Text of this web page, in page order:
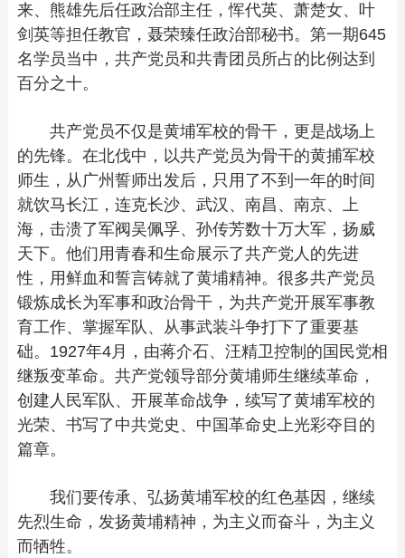
来、熊雄先后任政治部主任，恽代英、萧楚女、叶
剑英等担任教官，聂荣臻任政治部秘书。第一期645
名学员当中，共产党员和共青团员所占的比例达到
百分之十。
共产党员不仅是黄埔军校的骨干，更是战场上
的先锋。在北伐中，以共产党员为骨干的黄捕军校
师生，从广州誓师出发后，只用了不到一年的时间
就饮马长江，连克长沙、武汉、南昌、南京、上
海，击溃了军阀吴佩孚、孙传芳数十万大军，扬威
天下。他们用青春和生命展示了共产党人的先进
性，用鲜血和誓言铸就了黄埔精神。很多共产党员
锻炼成长为军事和政治骨干，为共产党开展军事教
育工作、掌握军队、从事武装斗争打下了重要基
础。1927年4月，由蒋介石、汪精卫控制的国民党相
继叛变革命。共产党领导部分黄埔师生继续革命，
创建人民军队、开展革命战争，续写了黄埔军校的
光荣、书写了中共党史、中国革命史上光彩夺目的
篇章。
我们要传承、弘扬黄埔军校的红色基因，继续
先烈生命，发扬黄埔精神，为主义而奋斗，为主义
而牺牲。